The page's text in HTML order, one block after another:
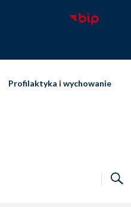
Profilaktyka i wychowanie